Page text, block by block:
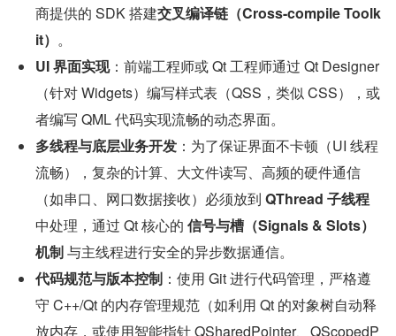
商提供的 SDK 搭建交叉编译链（Cross-compile Toolk
it） 。
UI 界面实现：前端工程师或 Qt 工程师通过 Qt Designer
（针对 Widgets）编写样式表（QSS，类似 CSS），或
者编写 QML 代码实现流畅的动态界面。
多线程与底层业务开发 ：为了保证界面不卡顿（UI 线程
流畅），复杂的计算、大文件读写、高频的硬件通信
（如串口、网口数据接收）必须放到 QThread 子线程
中处理，通过 Qt 核心的 信号与槽（Signals & Slots）
机制 与主线程进行安全的异步数据通信。
代码规范与版本控制 ：使用 Git 进行代码管理，严格遵
守 C++/Qt 的内存管理规范（如利用 Qt 的对象树自动释
放内存，或使用智能指针 QSharedPointer、QScopedP